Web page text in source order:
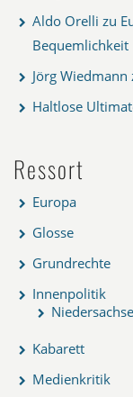
Aldo Orelli zu
Bequemlichkeit
Jörg Wiedmann
Haltlose
Ressort
Europa
Glosse
Grundrechte
Innenpolitik
Kabarett
Medienkritik